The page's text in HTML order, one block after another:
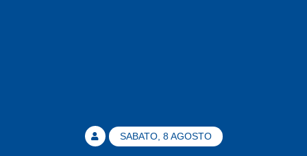
SABATO, 8 AGOSTO